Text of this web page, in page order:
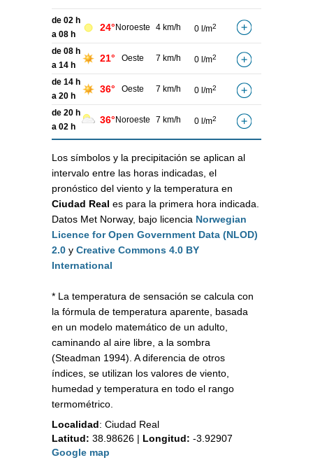
de 02 h
a 08 h
24° Noroeste 4 km/h 0 l/m2
de 08 h
a 14 h
21° Oeste 7 km/h 0 l/m2
de 14 h
a 20 h
36° Oeste 7 km/h 0 l/m2
de 20 h
a 02 h
36° Noroeste 7 km/h 0 l/m2
Los símbolos y la precipitación se aplican al
intervalo entre las horas indicadas, el
pronóstico del viento y la temperatura en
Ciudad Real es para la primera hora indicada.
Datos Met Norway, bajo licencia Norwegian
Licence for Open Government Data (NLOD)
2.0 y Creative Commons 4.0 BY
International
* La temperatura de sensación se calcula con
la fórmula de temperatura aparente, basada
en un modelo matemático de un adulto,
caminando al aire libre, a la sombra
(Steadman 1994). A diferencia de otros
índices, se utilizan los valores de viento,
humedad y temperatura en todo el rango
termométrico.
Localidad: Ciudad Real
Latitud: 38.98626 | Longitud: -3.92907
Google map